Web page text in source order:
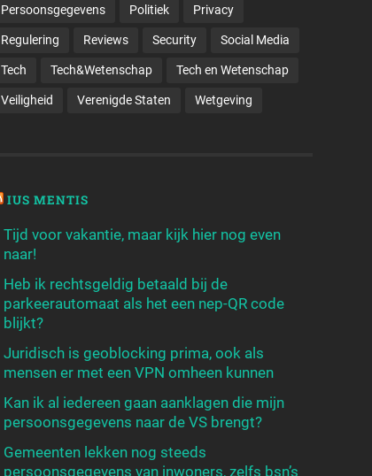
Persoonsgegevens Politiek Privacy
Regulering Reviews Security Social Media
Tech Tech&Wetenschap Tech en Wetenschap
Veiligheid Verenigde Staten Wetgeving
IUS MENTIS
Tijd voor vakantie, maar kijk hier nog even
naar!
Heb ik rechtsgeldig betaald bij de
parkeerautomaat als het een nep-QR code
blijkt?
Juridisch is geoblocking prima, ook als
mensen er met een VPN omheen kunnen
Kan ik al iedereen gaan aanklagen die mijn
persoonsgegevens naar de VS brengt?
Gemeenten lekken nog steeds
persoonsgegevens van inwoners, zelfs bsn’s